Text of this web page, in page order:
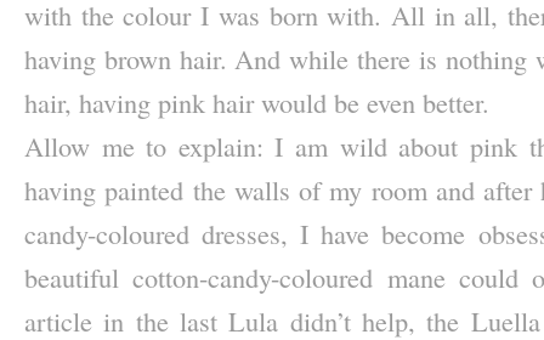
with the colour I was born with. All in all,
having brown hair. And while there is nothing
hair, having pink hair would be even better.
Allow me to explain: I am wild about pink
having painted the walls of my room and after
candy-coloured dresses, I have become
beautiful cotton-candy-coloured mane
article in the last Lula didn’t help, the